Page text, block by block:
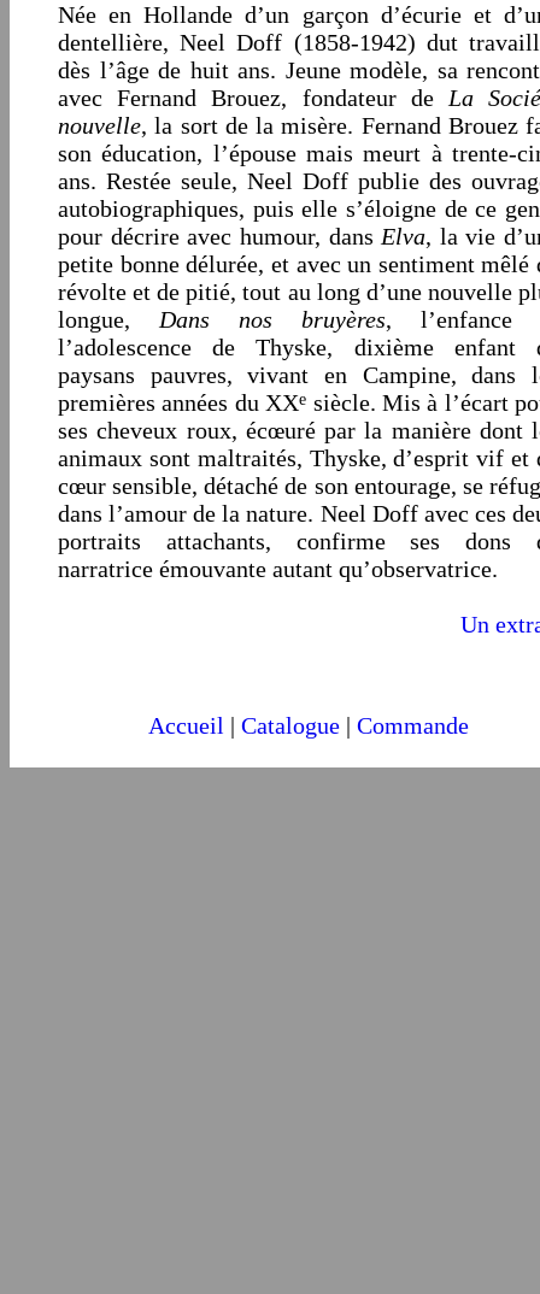
Née en Hollande d’un garçon d’écurie et
dentellière, Neel Doff (1858-1942) dut
dès l’âge de huit ans. Jeune modèle, sa
avec Fernand Brouez, fondateur de La
nouvelle, la sort de la misère. Fernand Brouez
son éducation, l’épouse mais meurt à trente-
ans. Restée seule, Neel Doff publie des
autobiographiques, puis elle s’éloigne de ce
pour décrire avec humour, dans Elva, la vie
petite bonne délurée, et avec un sentiment mêlé
révolte et de pitié, tout au long d’une nouvelle
longue, Dans nos bruyères, l’enfance
l’adolescence de Thyske, dixième enfant
paysans pauvres, vivant en Campine, dans
premières années du XXe siècle. Mis à l’écart
ses cheveux roux, écœuré par la manière dont
animaux sont maltraités, Thyske, d’esprit vif et
cœur sensible, détaché de son entourage, se
dans l’amour de la nature. Neel Doff avec ces
portraits attachants, confirme ses dons
narratrice émouvante autant qu’observatrice.
Un
Accueil | Catalogue | Commande